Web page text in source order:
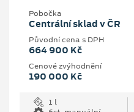
Pobočka
Centrální sklad v ČR
Původní cena s DPH
664 900 Kč
Cenové zvýhodnění
190 000 Kč
1 l